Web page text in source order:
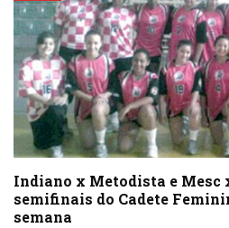
Indiano x Metodista e Mesc
semifinais do Cadete
semana